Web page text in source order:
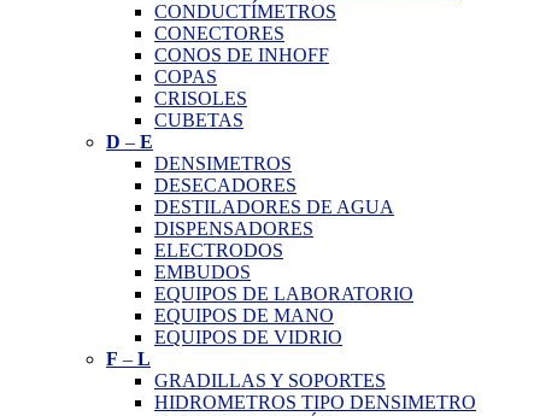
CONDUCTÍMETROS
CONECTORES
CONOS DE INHOFF
COPAS
CRISOLES
CUBETAS
D – E
DENSIMETROS
DESECADORES
DESTILADORES DE AGUA
DISPENSADORES
ELECTRODOS
EMBUDOS
EQUIPOS DE LABORATORIO
EQUIPOS DE MANO
EQUIPOS DE VIDRIO
F – L
GRADILLAS Y SOPORTES
HIDROMETROS TIPO DENSIMETRO